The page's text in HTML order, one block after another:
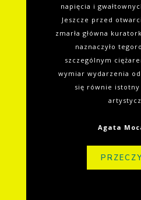
napięcia i
Jeszcze przed
zmarła główna
naznaczyło
szczególnym
wymiar wydarzenia
się równie
Agata